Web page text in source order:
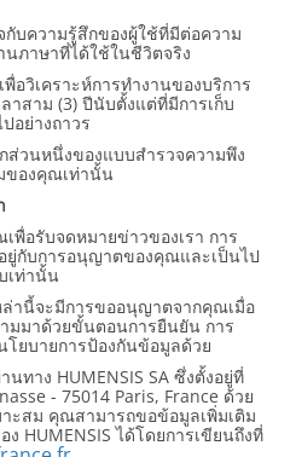
บความรู้สึกของผู้ใช้ที่มีต่อความ
นภาษาที่ได้ใช้ในชีวิตจริง
อวิเคราะห์การทำงานของบริการ
าสาม (3) ปีนับตั้งแต่ที่มีการเก็บ
อย่างถาวร
ส่วนหนึ่งของแบบสำรวจความพึง
ของคุณเท่านั้น
พื่อรับจดหมายข่าวของเรา การ
กับการอนุญาตของคุณและเป็นไป
เท่านั้น
านี้จะมีการขออนุญาตจากคุณเมื่อ
มมาด้วยขั้นตอนการยืนยัน การ
โยบายการป้องกันข้อมูลด้วย
นทาง HUMENSIS SA ซึ่งตั้งอยู่ที่
- 75014 Paris, France ด้วย
ะสม คุณสามารถขอข้อมูลเพิ่มเติม
HUMENSIS ได้โดยการเขียนถึงที่